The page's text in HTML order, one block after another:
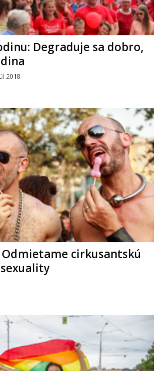
Degraduje sa dobro,
2018
cirkusantskú